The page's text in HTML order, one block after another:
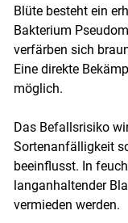
Blüte besteht ein
Bakterium
verfärben sich
Eine direkte
möglich.
Das Befallsrisiko
Sortenanfälligkeit
beeinflusst. In
langanhaltender
vermieden werden.